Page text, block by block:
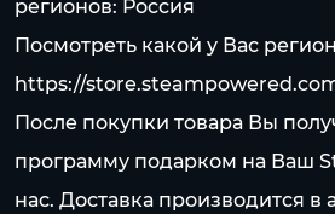
регионов: Россия
Посмотреть какой у Вас
https://
После покупки товара Вы
программу подарком на Ваш
нас. Доставка производится в